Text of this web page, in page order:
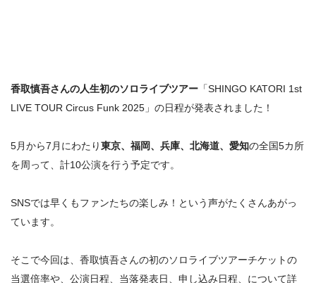
香取慎吾さんの人生初のソロライブツアー 「SHINGO KATORI 1st
LIVE TOUR Circus Funk 2025」の日程が発表されました！
5月から7月にわたり東京、福岡、兵庫、北海道、愛知の全国5カ所
を周って、計10公演を行う予定です。
SNSでは早くもファンたちの楽しみ！という声がたくさんあがっ
ています。
そこで今回は、香取慎吾さんの初のソロライブツアーチケットの
当選倍率や、公演日程、当落発表日、申し込み日程、について詳